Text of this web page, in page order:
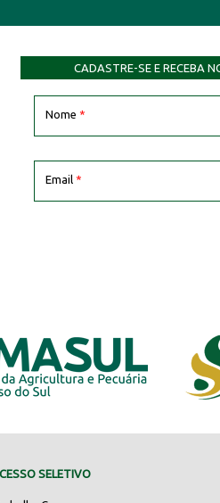
CADASTRE-SE E RECEBA
Nome *
Email *
SELETIVO